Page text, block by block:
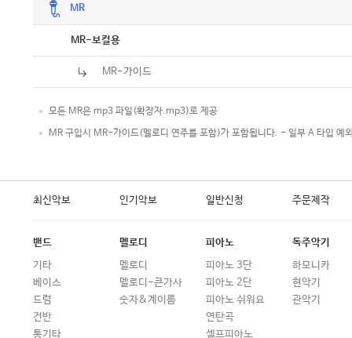
MR
MR-보컬용
MR-가이드
모든 MR은 mp3 파일(확장자.mp3)로 제공
MR 구입시 MR-가이드(멜로디 연주를 포함)가 포함됩니다. - 일부 A 타입 예외
최신악보 인기악보 일반신청 주문제작
밴드
기타
베이스
드럼
건반
통기타
멜로디
멜로디
멜로디-큰가사
숫자&계이름
피아노
피아노 3단
피아노 2단
피아노 쉬워요
연탄곡
셀프피아노
독주악기
하모니카
현악기
관악기